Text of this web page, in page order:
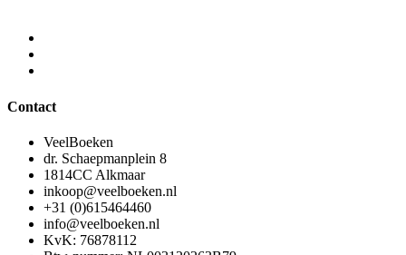
Contact
VeelBoeken
dr. Schaepmanplein 8
1814CC Alkmaar
inkoop@veelboeken.nl
+31 (0)615464460
info@veelboeken.nl
KvK: 76878112